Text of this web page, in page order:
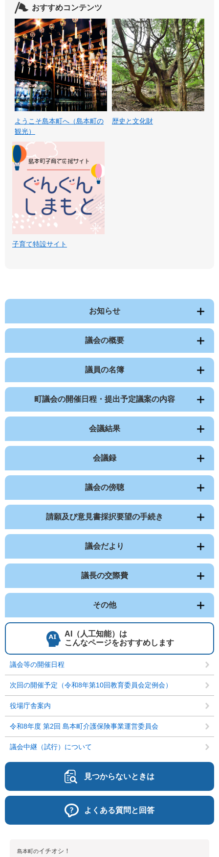
おすすめコンテンツ
ようこそ島本町へ（島本町の
観光）
歴史と文化財
子育て特設サイト
お知らせ
議会の概要
議員の名簿
町議会の開催日程・提出予定議案の内容
会議結果
会議録
議会の傍聴
請願及び意見書採択要望の手続き
議会だより
議長の交際費
その他
AI（人工知能）は
こんなページをおすすめします
議会等の開催日程
次回の開催予定（令和8年第10回教育委員会定例会）
役場庁舎案内
令和8年度 第2回 島本町介護保険事業運営委員会
議会中継（試行）について
見つからないときは
よくある質問と回答
島本町のイチオシ！